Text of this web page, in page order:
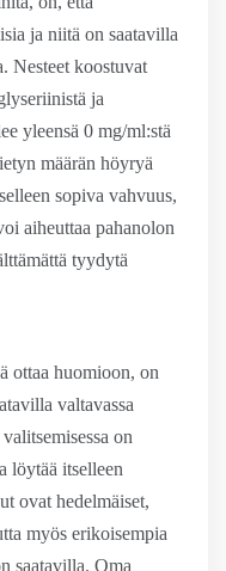
ja niitä on saatavilla
Nesteet koostuvat
ja
yleensä 0 mg/ml:stä
määrän höyryä
sopiva vahvuus,
aiheuttaa pahanolon
tyydytä
ottaa huomioon, on
valtavassa
on
löytää itselleen
ovat hedelmäiset,
myös erikoisempia
saatavilla. Oma